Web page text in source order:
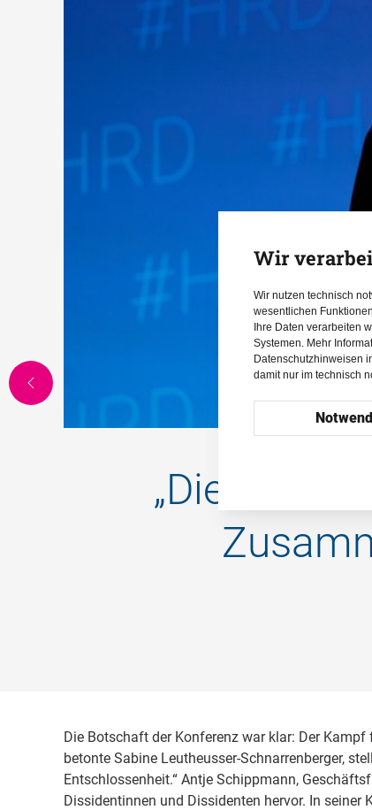
„Die
Die Botschaft der Konferenz war klar: Der
betonte Sabine Leutheusser-Schnarrenberger,
Entschlossenheit.“ Antje Schippmann,
Dissidentinnen und Dissidenten hervor. In
Wir
Wir nutzen technisch
wesentlichen
Ihre Daten verarbeiten
Systemen. Mehr
Datenschutzhinweisen
damit nur im technisch